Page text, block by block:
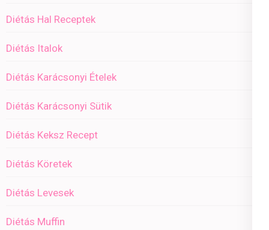
Diétás Hal Receptek
Diétás Italok
Diétás Karácsonyi Ételek
Diétás Karácsonyi Sütik
Diétás Keksz Recept
Diétás Köretek
Diétás Levesek
Diétás Muffin